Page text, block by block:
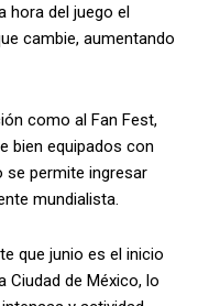
hora del juego el
cambie, aumentando
como al Fan Fest,
bien equipados con
se permite ingresar
mundialista.
que junio es el inicio
Ciudad de México, lo